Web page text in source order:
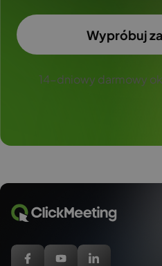
Wypróbuj
14-dniowy darmowy